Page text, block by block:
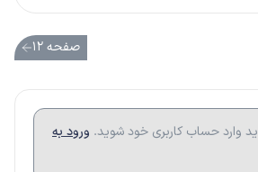
صفحه ۱۲
وارد حساب کاربری خود شوید. ورود به